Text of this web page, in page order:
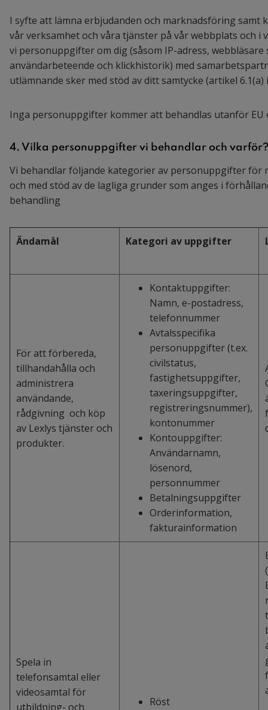
I syfte att lämna erbjudanden och marknadsföring samt
vår verksamhet och våra tjänster på vår webbplats och i
vi personuppgifter om dig (såsom IP-adress, webbläsare
användarbeteende och klickhistorik) med
utlämnande sker med stöd av ditt samtycke (artikel 6.1(a) i
Inga personuppgifter kommer att behandlas utanför EU
4. Vilka personuppgifter vi behandlar och varför?
Vi behandlar följande kategorier av personuppgifter för
och med stöd av de lagliga grunder som anges i
behandling
Ändamål Kategori av uppgifter
För att förbereda,
tillhandahålla och
administrera
användande,
rådgivning och köp
av Lexlys tjänster och
produkter.
Kontaktuppgifter:
Namn, e-postadress,
telefonnummer
Avtalsspecifika
personuppgifter (t.ex.
civilstatus,
fastighetsuppgifter,
taxeringsuppgifter,
registreringsnummer),
kontonummer
Kontouppgifter:
Användarnamn,
lösenord,
personnummer
Betalningsuppgifter
Orderinformation,
fakturainformation
Spela in
telefonsamtal eller
videosamtal för
utbildning- och
Röst